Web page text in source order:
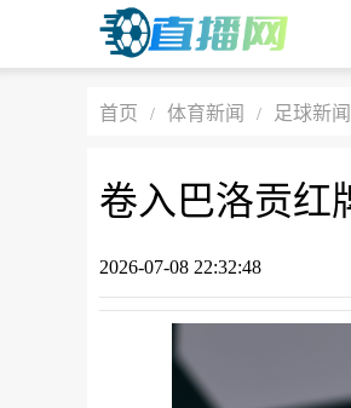
首页 / 体育新闻 / 足球新闻
2026-07-08 22:32:48